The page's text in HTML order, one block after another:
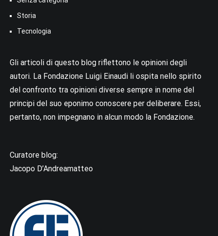
Storia
Tecnologia
Gli articoli di questo blog riflettono le opinioni degli
autori. La Fondazione Luigi Einaudi li ospita nello spirito
del confronto tra opinioni diverse sempre in nome del
principi del suo eponimo conoscere per deliberare. Essi,
pertanto, non impegnano in alcun modo la Fondazione.
Curatore blog:
Jacopo D’Andreamatteo